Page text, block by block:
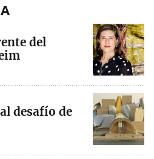
del
desafío de